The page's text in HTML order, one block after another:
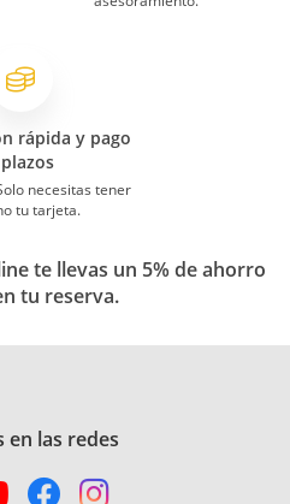
rápida y pago
necesitas tener
tu tarjeta.
te llevas un 5% de ahorro
tu reserva.
en las redes